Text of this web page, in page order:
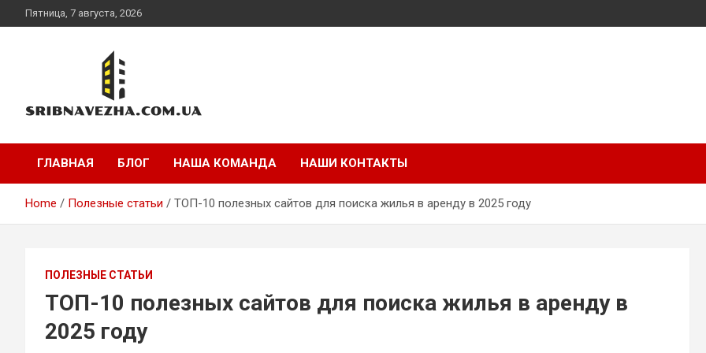
to
Пятница, 7 августа, 2026
sribnavezha.com.ua
ГЛАВНАЯ БЛОГ НАША КОМАНДА НАШИ КОНТАКТЫ
Home Полезные статьи ТОП-10 полезных сайтов для поиска жилья в аренду в 2025 году
ПОЛЕЗНЫЕ СТАТЬИ
ТОП-10 полезных сайтов для поиска жилья в аренду в
2025 году